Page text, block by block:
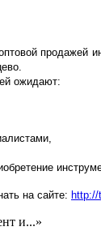
продажей
ожидают:
на сайте:
и...»